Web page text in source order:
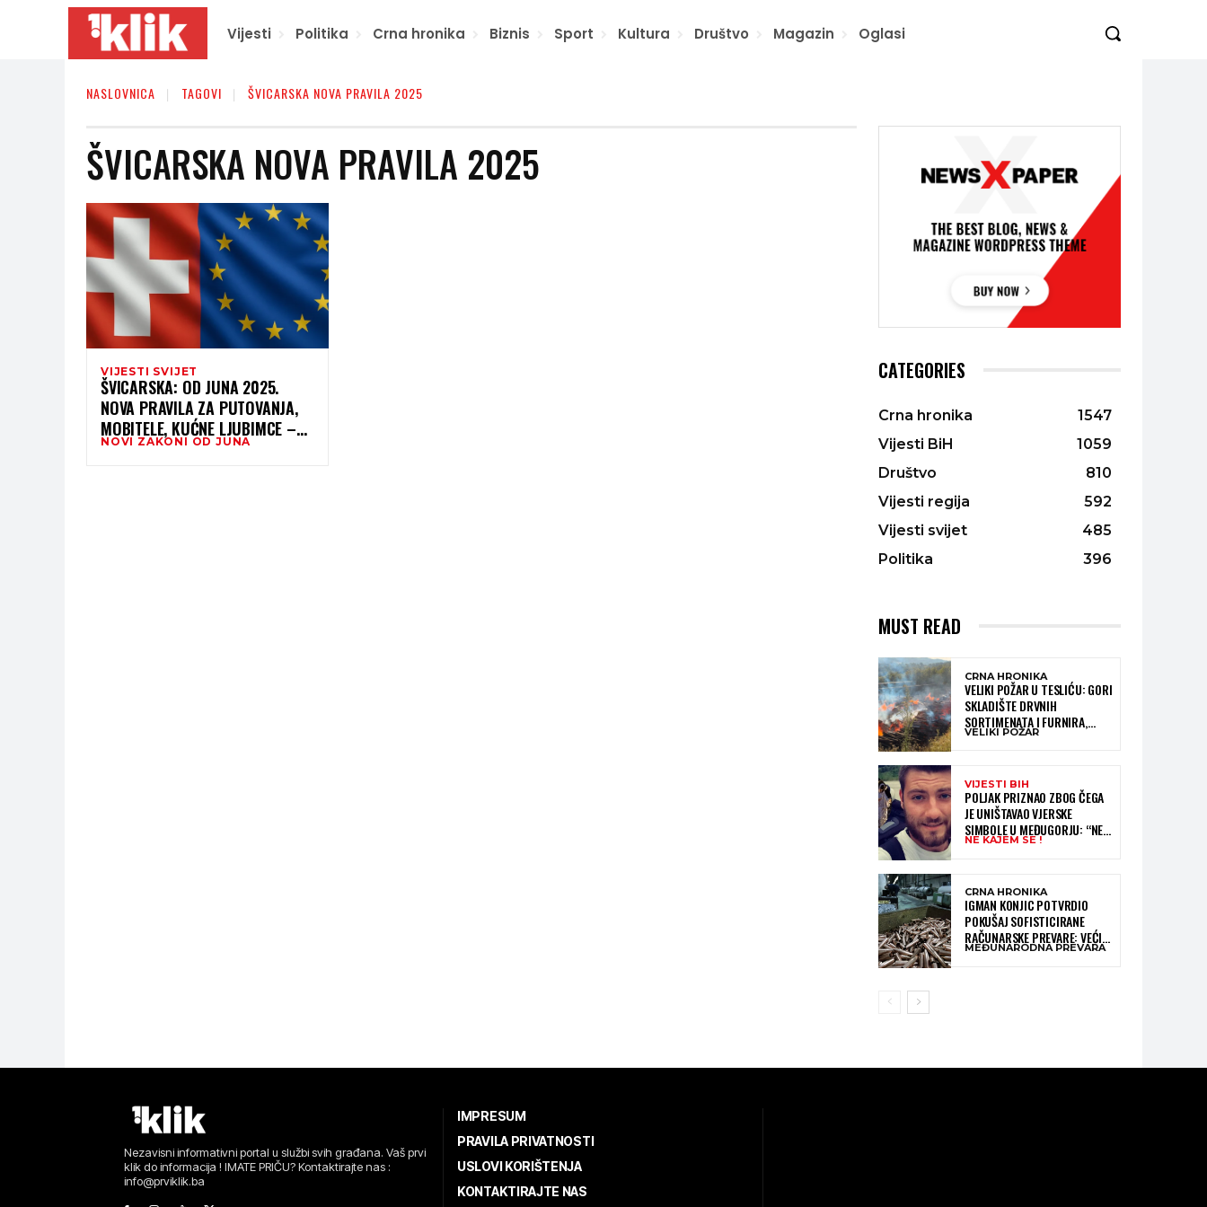
Vijesti Politika Crna hronika Biznis Sport Kultura Društvo Magazin Oglasi
NASLOVNICA TAGOVI ŠVICARSKA NOVA PRAVILA 2025
ŠVICARSKA NOVA PRAVILA 2025
VIJESTI SVIJET
ŠVICARSKA: OD JUNA 2025.
NOVA PRAVILA ZA PUTOVANJA,
MOBITELE, KUĆNE LJUBIMCE –
EVO ŠTA SE SVE MIJENJA
NOVI ZAKONI OD JUNA
CATEGORIES
Crna hronika
1547
Vijesti BiH
1059
Društvo
810
Vijesti regija
592
Vijesti svijet
485
Politika
396
MUST READ
CRNA HRONIKA
VELIKI POŽAR U TESLIĆU: GORI
SKLADIŠTE DRVNIH
SORTIMENATA I FURNIRA,
VATROGASCIMA STIŽE POMOĆ
VELIKI POŽAR
VIJESTI BIH
POLJAK PRIZNAO ZBOG ČEGA
JE UNIŠTAVAO VJERSKE
SIMBOLE U MEĐUGORJU: “NE
KAJEM SE I PONOVIO BIH SVE”
NE KAJEM SE !
CRNA HRONIKA
IGMAN KONJIC POTVRDIO
POKUŠAJ SOFISTICIRANE
RAČUNARSKE PREVARE: VEĆI
DIO NOVCA BLOKIRAN,
MEĐUNARODNA PREVARA
Nezavisni informativni portal u službi svih građana. Vaš prvi
klik do informacija ! IMATE PRIČU? Kontaktirajte nas :
info@prviklik.ba
IMPRESUM
PRAVILA PRIVATNOSTI
USLOVI KORIŠTENJA
KONTAKTIRAJTE NAS